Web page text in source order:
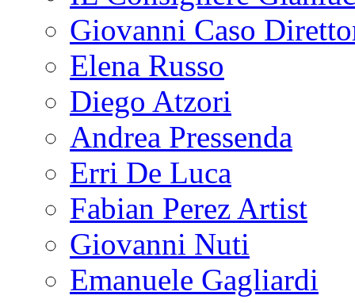
Giovanni Caso
Elena Russo
Diego Atzori
Andrea Pressenda
Erri De Luca
Fabian Perez Artist
Giovanni Nuti
Emanuele Gagliardi